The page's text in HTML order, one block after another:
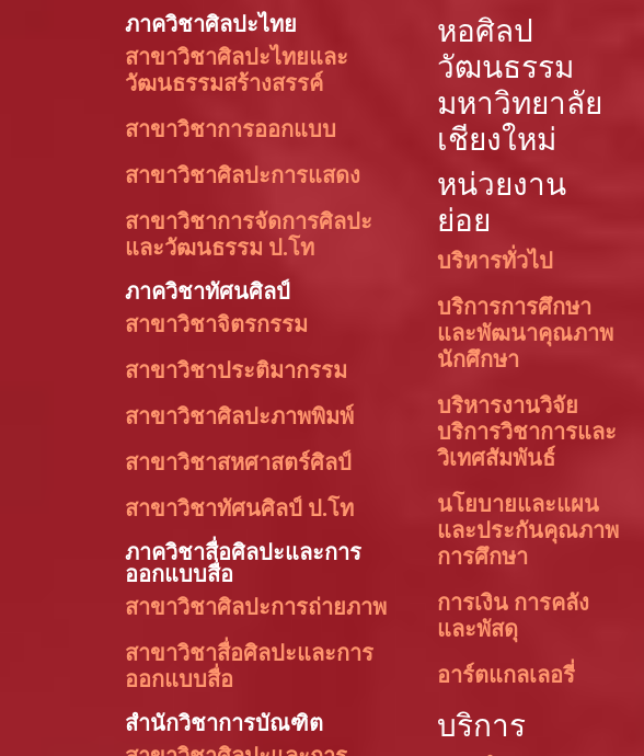
ภาควิชาศิลปะไทย
สาขาวิชาศิลปะไทยและ
วัฒนธรรมสร้างสรรค์
สาขาวิชาการออกแบบ
สาขาวิชาศิลปะการแสดง
สาขาวิชาการจัดการศิลปะ
และวัฒนธรรม ป.โท
ภาควิชาทัศนศิลป์
สาขาวิชาจิตรกรรม
สาขาวิชาประติมากรรม
สาขาวิชาศิลปะภาพพิมพ์
สาขาวิชาสหศาสตร์ศิลป์
สาขาวิชาทัศนศิลป์ ป.โท
ภาควิชาสื่อศิลปะและการ
ออกแบบสื่อ
สาขาวิชาศิลปะการถ่ายภาพ
สาขาวิชาสื่อศิลปะและการ
ออกแบบสื่อ
สำนักวิชาการบัณฑิต
หอศิลป
วัฒนธรรม
มหาวิทยาลัย
เชียงใหม่
หน่วยงาน
ย่อย
บริหารทั่วไป
บริการการศึกษา
และพัฒนาคุณภาพ
นักศึกษา
บริหารงานวิจัย
บริการวิชาการและ
วิเทศสัมพันธ์
นโยบายและแผน
และประกันคุณภาพ
การศึกษา
การเงิน การคลัง
และพัสดุ
อาร์ตแกลเลอรี่
บริการ